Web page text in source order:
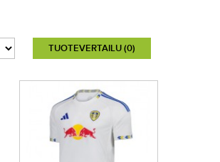
TUOTEVERTAILU (0)